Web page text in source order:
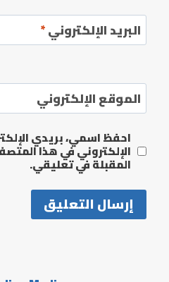
البريد الإلكتروني*
الموقع الإلكتروني
احفظ اسمي، بريدي
الإلكتروني في هذا
المقبلة في تعليقي.